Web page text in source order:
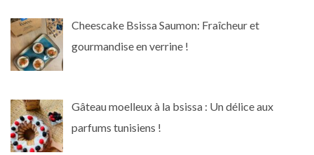
Cheescake Bsissa Saumon: Fraîcheur et
gourmandise en verrine !
Gâteau moelleux à la bsissa : Un délice aux
parfums tunisiens !